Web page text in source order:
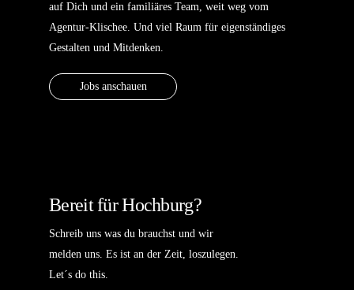
auf Dich und ein familiäres Team, weit weg vom
Agentur-Klischee. Und viel Raum für eigenständiges
Gestalten und Mitdenken.
Jobs anschauen
Bereit für Hochburg?
Schreib uns was du brauchst und wir
melden uns. Es ist an der Zeit, loszulegen.
Let´s do this.